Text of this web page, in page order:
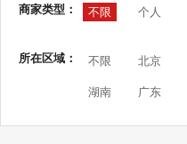
商家类型： 不限 个人
所在区域： 不限 北京
湖南 广东